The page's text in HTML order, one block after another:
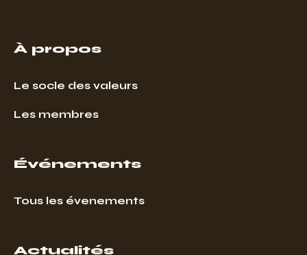
À propos
Le socle des valeurs
Les membres
Événements
Tous les évenements
Actualités